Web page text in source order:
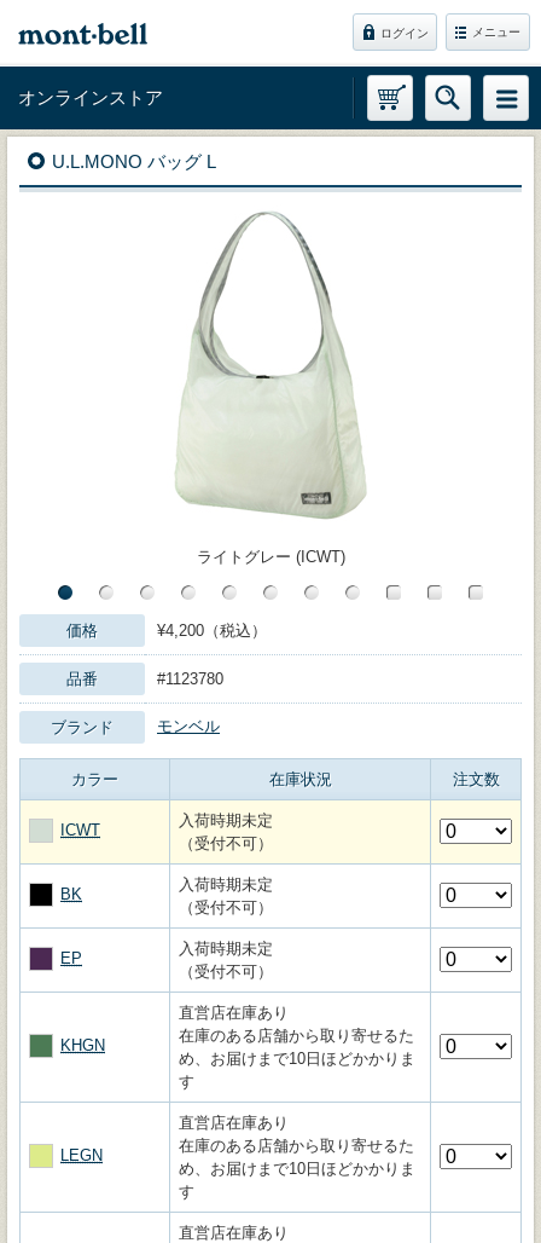
ログイン メニュー
オンラインストア
U.L.MONO バッグ L
ライトグレー (ICWT)
価格 ¥4,200（税込）
品番 #1123780
ブランド モンベル
カラー 在庫状況 注文数
ICWT
入荷時期未定
（受付不可）
BK
入荷時期未定
（受付不可）
EP
入荷時期未定
（受付不可）
KHGN
直営店在庫あり
在庫のある店舗から取り寄せるた
め、お届けまで10日ほどかかりま
す
LEGN
直営店在庫あり
在庫のある店舗から取り寄せるた
め、お届けまで10日ほどかかりま
す
直営店在庫あり